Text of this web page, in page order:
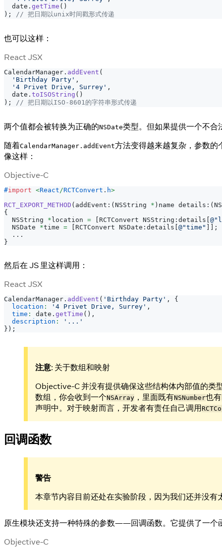
  date
. getTime ( )
) ; // 把日期以unix时间戳形式传递
也可以这样：
React JSX
CalendarManager . addEvent (
'Birthday Party' ,
'4 Privet Drive, Surrey' ,
  date
. toISOString ( )
) ; // 把日期以ISO-8601的字符串形式传递
两个值都会被转换为正确的NSDate类型。但如果提供一个不合
随着CalendarManager.addEvent方法变得越来越复杂，参数
像这样：
Objective-C
#import <React /RCTConvert . h>
RCT_EXPORT_METHOD ( addEvent : ( NSString * ) name details : (
{
  NSString
* location = RCTConvert NSString : details
  NSDate
*time = RCTConvert NSDate : details @"time"
;
. . .
}
然后在 JS 里这样调用：
React JSX
CalendarManager . addEvent ( 'Birthday Party' ,
{
location : '4 Privet Drive, Surrey' ,
time : date . getTime ( ) ,
description :
'...'
} ) ;
注意: 关于数组和映射
Objective-C 并没有提供确保这些结构体内部值的类
数组，你会收到一个NSArray ，里面既有NSNumber也有
声明中。对于映射而言，开发者有责任自己调用
回调函数
警告
本章节内容目前还处在实验阶段，因为我们还并没有
原生模块还支持一种特殊的参数——回调函数。它提供了一个
Objective-C